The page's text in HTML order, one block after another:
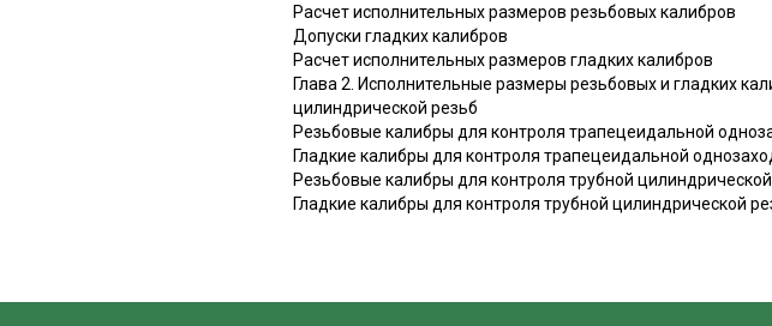
Расчет исполнительных размеров резьбовых калибров
Допуски гладких калибров
Расчет исполнительных размеров гладких калибров
Глава 2. Исполнительные размеры резьбовых и гладких
цилиндрической резьб
Резьбовые калибры для контроля трапецеидальной
Гладкие калибры для контроля трапецеидальной
Резьбовые калибры для контроля трубной
Гладкие калибры для контроля трубной цилиндрической